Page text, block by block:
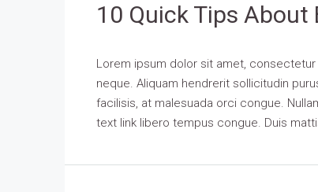
10 Quick Tips About
Lorem ipsum dolor sit amet,
neque. Aliquam hendrerit sollicitudin
facilisis, at malesuada orci congue.
text link libero tempus congue. Duis